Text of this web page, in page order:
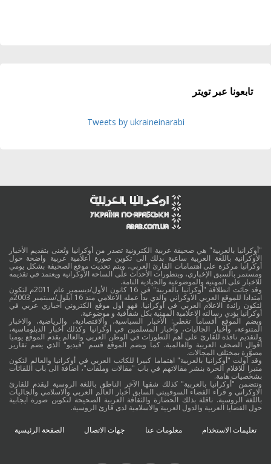
تابعونا عبر تويتر
Tweets by ukraineinarabi
"أوكرانيا بالعربية" هي صحيفة عربية الكترونية تصدر من أوكرانيا وتُعنى بتقديم الأخبار
الأوكرانية باللغة العربية ساعية بذلك الى تكوين صورة اعلامية عربية واضحة حول
أوكرانيا مركزة على اهتمامات القارئ العربي، ويتم تحديث موقع الصحيفة بشكل يومي
ومستمر بالسبق الإخباري، وبتطورات الأحداث على الساحة الأوكرانية ويعتمد في تقديمه
للاخبار على المهنية والموضوعية والحيادية التامة.
وقد جائت انطلاقة "أوكرانيا بالعربية" في 16 كانون الأول/ديسمبر عام 2011م لتكون
امتدادا للموقع العربي الاوكراني والذي بدأ عمله الاعلامي منذ 16 أيلول/سبتمبر 2003م
لتكون رائدة الاعلام العربي في أوكرانيا. فهو أول موقع الكتروني أخباري عربي في
أوكرانيا يؤدي رسالته الاعلامية المهنية بكل شفافية و موضوعية.
ويضم الموقع أقساماً تغطي: الأخبار السياسية، والاقتصادية، والرياضية، والاخبار
المتنوعة، وأخبار الجاليات، وأخبار المسلمين في أوكرانيا وكذلك أخبار الدبلوماسية،
ولتقديم نافذة للقارئ على أهم التطورات في الوطن العربي والعالم يقدم الموقع يوميا
أقوال الصحف العربية والعالمية. كما ويضم الموقع قسم "فيديو" الذي يضم تقارير
مصوَّرة بمختلف المجالات.
وقد أولت "أوكرانيا بالعربية" اهتماما كبيرا للكاتب العربي في أوكرانيا والعالم لتكون
منبرا للاقلام الحرة بنشر مقالاتهم في باب "مقالات وملفات"، اضافة الى باب اللقائات
بشخصيات هامة.
وتتضمن "أوكرانيا بالعربية" كذلك شقها الآخر الناطق باللغة الروسية ليقدم للقارئ
الاوكراني و قراء الفضاء السوفييتي السابق أخبار العالم العربي والاسلامي والجاليات
باللغة الروسية. ناقلة بذلك الحضارة والثقافة العربية الصحيحة لتكوين صورة ايجابية
حول القضايا العربية والدول العربية والاسلامية لدى قارئ الروسية.
تعليمات الاستخدام معلومات عنا جهات الاتصال الصفحة الرئيسية